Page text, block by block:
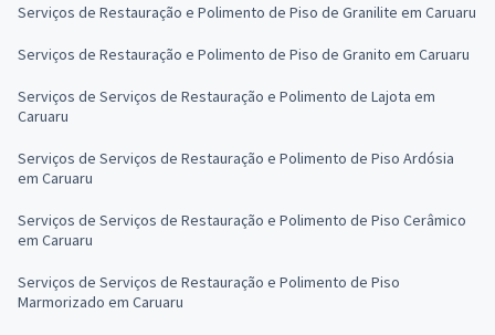
Serviços de Restauração e Polimento de Piso de Granilite em Caruaru
Serviços de Restauração e Polimento de Piso de Granito em Caruaru
Serviços de Serviços de Restauração e Polimento de Lajota em
Caruaru
Serviços de Serviços de Restauração e Polimento de Piso Ardósia
em Caruaru
Serviços de Serviços de Restauração e Polimento de Piso Cerâmico
em Caruaru
Serviços de Serviços de Restauração e Polimento de Piso
Marmorizado em Caruaru